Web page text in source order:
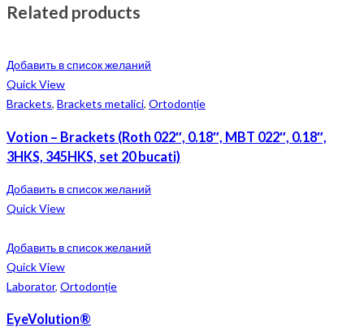
Related products
Добавить в список желаний
Quick View
Brackets, Brackets metalici, Ortodonție
Votion – Brackets (Roth 022″, 0.18″, MBT 022″, 0.18″,
3HKS, 345HKS, set 20 bucati)
Добавить в список желаний
Quick View
Добавить в список желаний
Quick View
Laborator, Ortodonție
EyeVolution®